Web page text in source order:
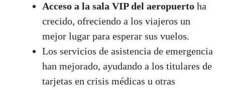
Acceso a la sala VIP del aeropuerto ha
crecido, ofreciendo a los viajeros un
mejor lugar para esperar sus vuelos.
Los servicios de asistencia de emergencia
han mejorado, ayudando a los titulares de
tarjetas en crisis médicas u otras